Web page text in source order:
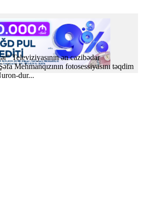
Televiziyasının ən cazibədar
Mehmanqızının fotosessiyasını təqdim
dur...